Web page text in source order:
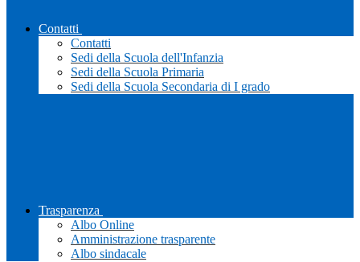
Contatti
Contatti
Sedi della Scuola dell'Infanzia
Sedi della Scuola Primaria
Sedi della Scuola Secondaria di I grado
Trasparenza
Albo Online
Amministrazione trasparente
Albo sindacale